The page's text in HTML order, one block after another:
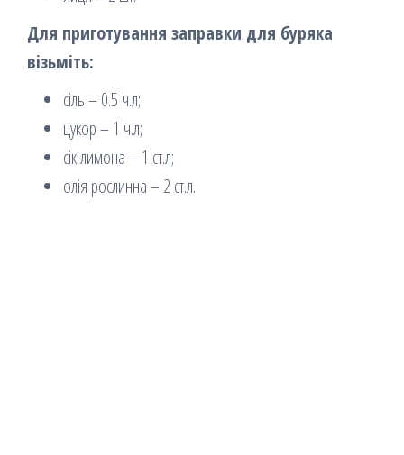
Для приготування заправки для буряка
візьміть:
сіль – 0.5 ч.л;
цукор – 1 ч.л;
сік лимона – 1 ст.л;
олія рослинна – 2 ст.л.